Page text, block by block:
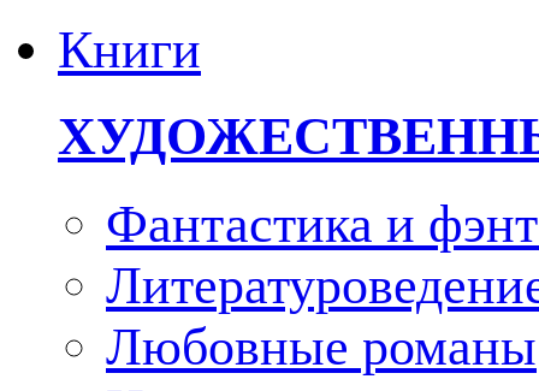
Книги
Фантастика и
Любовные романы